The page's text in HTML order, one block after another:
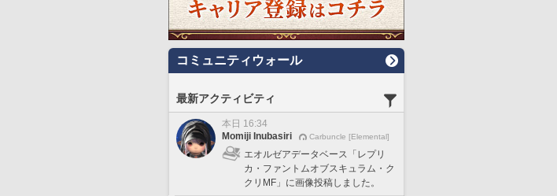
コミュニティウォール
最新アクティビティ
本日 16:34
Momiji Inubasiri
Carbuncle [Elemental]
エオルゼアデータベース「レプリ
カ・ファントムオブスキュラム・ク
クリMF」に画像投稿しました。